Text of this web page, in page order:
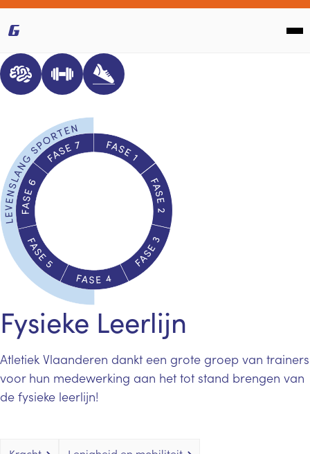
Fysieke Leerlijn
Atletiek Vlaanderen dankt een grote groep van trainers
voor hun medewerking aan het tot stand brengen van
de fysieke leerlijn!